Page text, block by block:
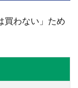
買わない」ため